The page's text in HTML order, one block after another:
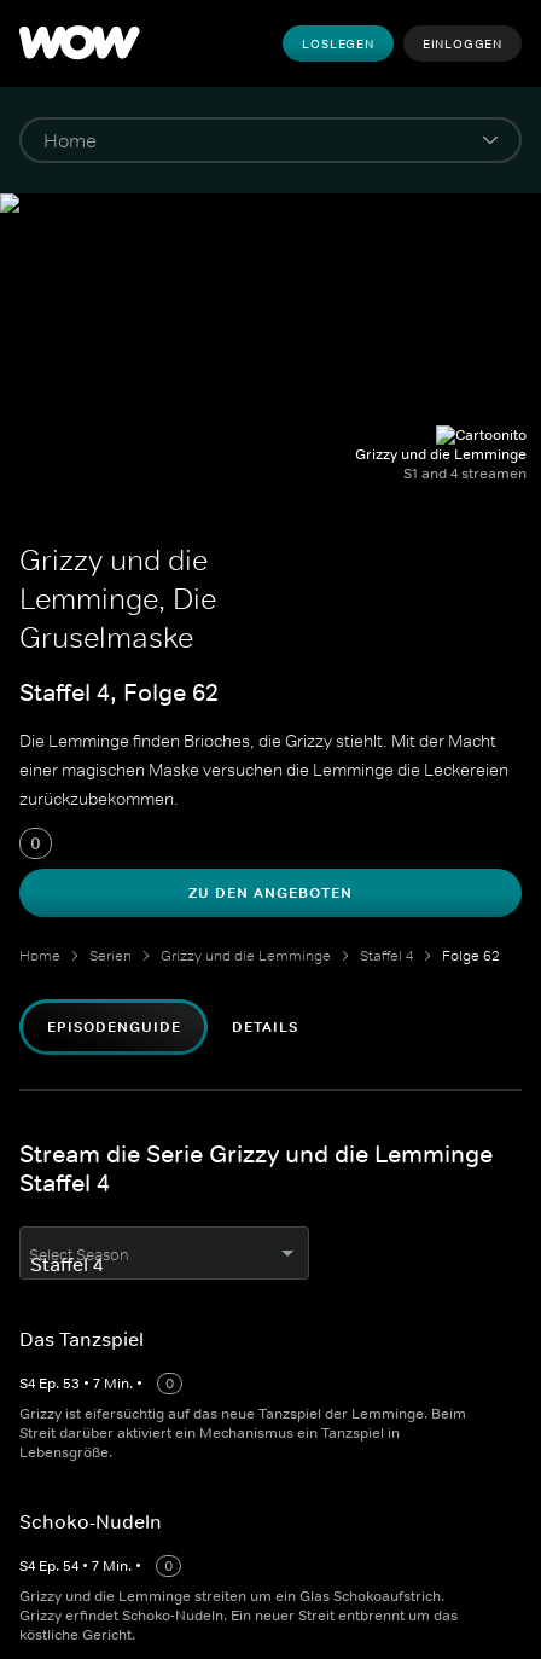
LOSLEGEN EINLOGGEN
Grizzy und die Lemminge
S1 and 4 streamen
Grizzy und die
Lemminge, Die
Gruselmaske
Staffel 4, Folge 62
Die Lemminge finden Brioches, die Grizzy stiehlt. Mit der Macht
einer magischen Maske versuchen die Lemminge die Leckereien
zurückzubekommen.
0
ZU DEN ANGEBOTEN
Home Serien Grizzy und die Lemminge Staffel 4 Folge 62
EPISODENGUIDE DETAILS
Stream die Serie Grizzy und die Lemminge
Staffel 4
Select Season
Das Tanzspiel
S4 Ep.53 • 7 Min. •
0
Grizzy ist eifersüchtig auf das neue Tanzspiel der Lemminge. Beim
Streit darüber aktiviert ein Mechanismus ein Tanzspiel in
Lebensgröße.
Schoko-Nudeln
S4 Ep.54 • 7 Min. •
0
Grizzy und die Lemminge streiten um ein Glas Schokoaufstrich.
Grizzy erfindet Schoko-Nudeln. Ein neuer Streit entbrennt um das
köstliche Gericht.